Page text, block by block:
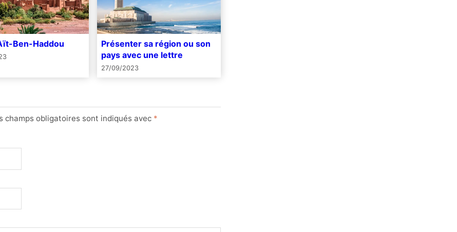
Ben-Haddou
Présenter sa région ou son
pays avec une lettre
27/09/2023
champs obligatoires sont indiqués avec *